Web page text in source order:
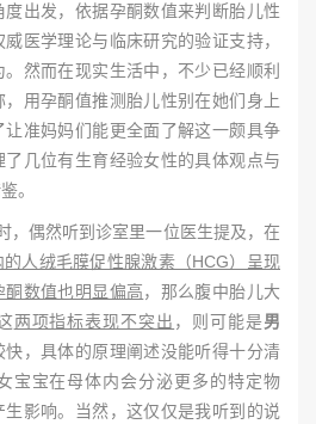
出发，依据孕酮数值来判断胎儿性
医学理论与临床研究的验证支持，
然而在现实生活中，不少已经顺利
用孕酮值推测胎儿性别在她们身上
准妈妈们能更全面了解这一颇具争
几位有生育经验女性的具体观点与
。
偶然听到诊室里一位医生提及，在
的人绒毛膜促性腺激素（HCG）呈现
数值也明显偏高，那么腹中胎儿大
两项指标表现不突出 ，则可能是男
，具体的原理阐述没能听得十分清
宝宝在母体内会分泌更多的特定物
影响。当然，这仅仅是我听到的说